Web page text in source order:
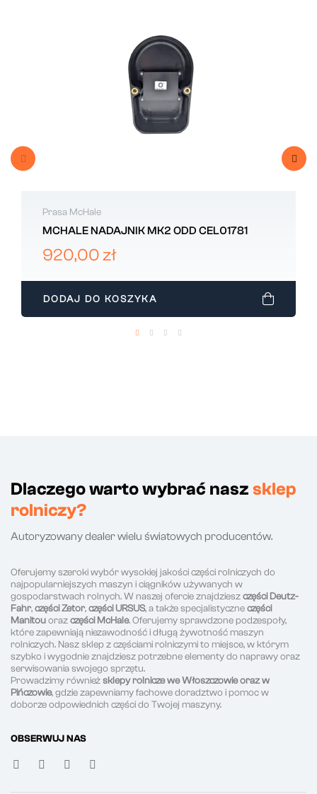
Prasa McHale
MCHALE NADAJNIK MK2 ODD CEL01781
920,00 zł
DODAJ DO KOSZYKA
Dlaczego warto wybrać nasz sklep
rolniczy?
Autoryzowany dealer wielu światowych producentów.
Oferujemy szeroki wybór wysokiej jakości części rolniczych do
najpopularniejszych maszyn i ciągników używanych w
gospodarstwach rolnych. W naszej ofercie znajdzieszczęści Deutz-
Fahr,części Zetor,części URSUS, a także specjalistyczneczęści
Manitouorazczęści McHale. Oferujemy sprawdzone podzespoły,
które zapewniają niezawodność i długą żywotność maszyn
rolniczych. Nasz sklep z częściami rolniczymi to miejsce, w którym
szybko i wygodnie znajdziesz potrzebne elementy do naprawy oraz
serwisowania swojego sprzętu.
Prowadzimy równieżsklepy rolnicze we Włoszczowie oraz w
Pińczowie, gdzie zapewniamy fachowe doradztwo i pomoc w
doborze odpowiednich części do Twojej maszyny.
OBSERWUJ NAS